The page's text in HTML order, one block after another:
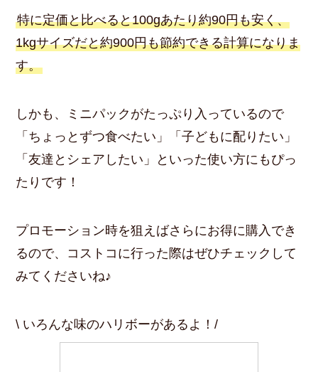
特に定価と比べると100gあたり約90円も安く、
1kgサイズだと約900円も節約できる計算になりま
す。
しかも、ミニパックがたっぷり入っているので
「ちょっとずつ食べたい」「子どもに配りたい」
「友達とシェアしたい」といった使い方にもぴっ
たりです！
プロモーション時を狙えばさらにお得に購入でき
るので、コストコに行った際はぜひチェックして
みてくださいね♪
\ いろんな味のハリボーがあるよ！/